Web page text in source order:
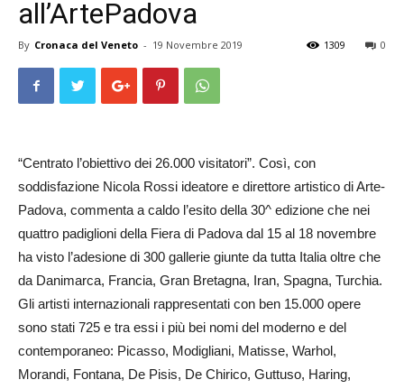
all’ArtePadova
By Cronaca del Veneto - 19 Novembre 2019 0
1309
“Centrato l’obiettivo dei 26.000 visitatori”. Così, con
soddisfazione Nicola Rossi ideatore e direttore artistico di Arte­
Padova, commenta a caldo l’esito della 30^ edizione che nei
quattro padiglioni della Fiera di Padova dal 15 al 18 novembre
ha visto l’adesione di 300 gallerie giunte da tutta Italia oltre che
da Danimarca, Francia, Gran Bretagna, Iran, Spagna, Turchia.
Gli artisti internazionali rappresentati con ben 15.000 opere
sono stati 725 e tra essi i più bei nomi del moderno e del
contemporaneo: Picasso, Modigliani, Matisse, Warhol,
Morandi, Fontana, De Pisis, De Chirico, Guttuso, Haring,